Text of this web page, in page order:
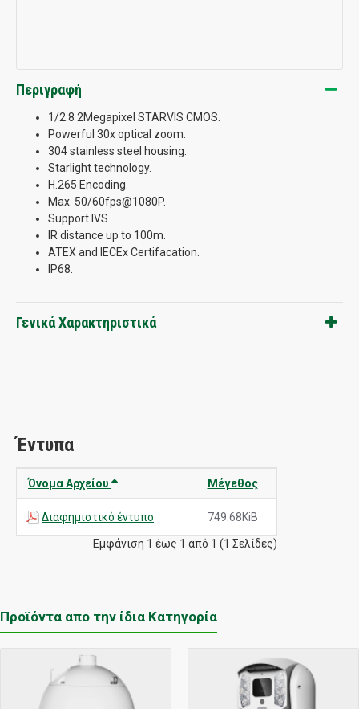
Περιγραφή
1/2.8 2Megapixel STARVIS CMOS.
Powerful 30x optical zoom.
304 stainless steel housing.
Starlight technology.
H.265 Encoding.
Max. 50/60fps@1080P.
Support IVS.
IR distance up to 100m.
ATEX and IECEx Certifacation.
IP68.
Γενικά Χαρακτηριστικά
Έντυπα
Όνομα Αρχείου Μέγεθος
Διαφημιστικό έντυπο 749.68KiB
Εμφάνιση 1 έως 1 από 1 (1 Σελίδες)
Προϊόντα απο την ίδια Κατηγορία